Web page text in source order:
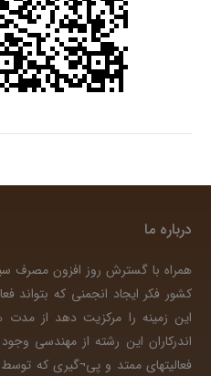
درباره ما
همراه با گسترش روز افزون مصرف
کشور فکر ایجاد انجمنی که بتواند
این زمینه را مرکزیت دهد از
اندرکاران این رشته از مهندسی
فعالیتهای ممتد و پی¬گیری که